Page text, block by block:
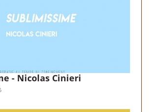
- Nicolas Cinieri